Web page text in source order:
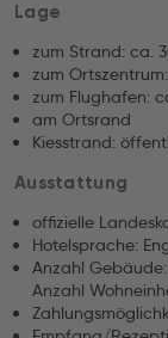
Lage
zum Strand: ca.
zum
zum Flughafen:
am Ortsrand
Kiesstrand:
Ausstattung
offizielle
Hotelsprache:
Anzahl
Anzahl